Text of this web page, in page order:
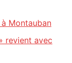
Montauban
revient avec